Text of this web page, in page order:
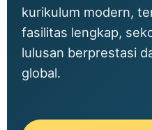
kurikulum modern,
fasilitas lengkap,
lulusan berprestasi
global.